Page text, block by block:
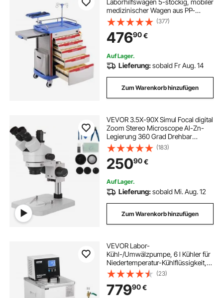
Laborhilfswagen 5-stöckig, mobiler
medizinischer Wagen aus PP-
Material, mit 4 leisen Rädern & 5
Schubladen, Laborrollwagen
Salonwagen für Labor, Klinik,
Krankenhaus, Salon, Blau
(377)
47690€
Auf Lager.
Lieferung:sobald Fr Aug. 14
Zum Warenkorb hinzufügen
VEVOR 3.5X-90X Simul Focal digital
Zoom Stereo Microscope Al-Zn-
Legierung 360 Grad Drehbar
Trinokulares Stereomikroskop
Labor
MikroskopKameraverbindung
unterstützen justierbar
Säulenständer Zubehör
(183)
25090€
Auf Lager.
Lieferung:sobald Mi. Aug. 12
Zum Warenkorb hinzufügen
VEVOR Labor-
Kühl-/Umwälzpumpe, 6 l Kühler für
Niedertemperatur-Kühlflüssigkeit,
23 °F–212 °F, Umwälzpumpen-
Kühler, LCD-Display, Wasserbad-
Umwälzwasserkühlung aus
Edelstahl 304
(23)
77990€